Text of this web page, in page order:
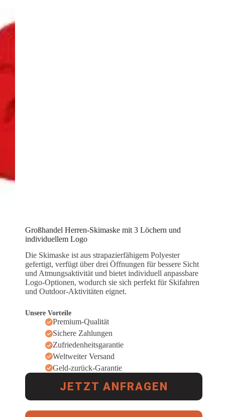
Großhandel Herren-Skimaske mit 3 Löchern und
individuellem Logo
Die Skimaske ist aus strapazierfähigem Polyester
gefertigt, verfügt über drei Öffnungen für bessere Sicht
und Atmungsaktivität und bietet individuell anpassbare
Logo-Optionen, wodurch sie sich perfekt für Skifahren
und Outdoor-Aktivitäten eignet.
Unsere Vorteile
Premium-Qualität
Sichere Zahlungen
Zufriedenheitsgarantie
Weltweiter Versand
Geld-zurück-Garantie
JETZT ANFRAGEN